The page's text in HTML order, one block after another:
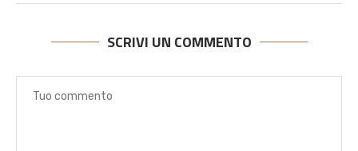
SCRIVI UN COMMENTO